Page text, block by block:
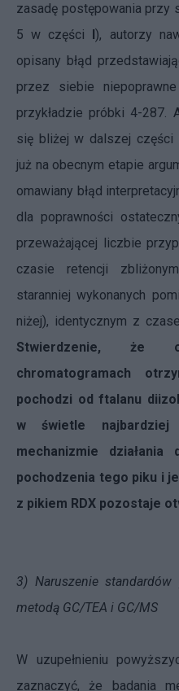
zasadę postępowania przy
5 w części I), autorzy
opisany błąd
przez siebie
przykładzie próbki 4-287.
się bliżej w dalszej części
już na obecnym etapie
omawiany błąd
dla poprawności
przeważającej liczbie
czasie retencji
staranniej wykonanych
niżej), identycznym z
Stwierdzenie, że
chromatogramach
pochodzi od ftalanu
w świetle
mechanizmie
pochodzenia tego piku i
z pikiem RDX pozostaje
3) Naruszenie
metodą GC/TEA i GC/MS
W uzupełnieniu
zaznaczyć, że badania